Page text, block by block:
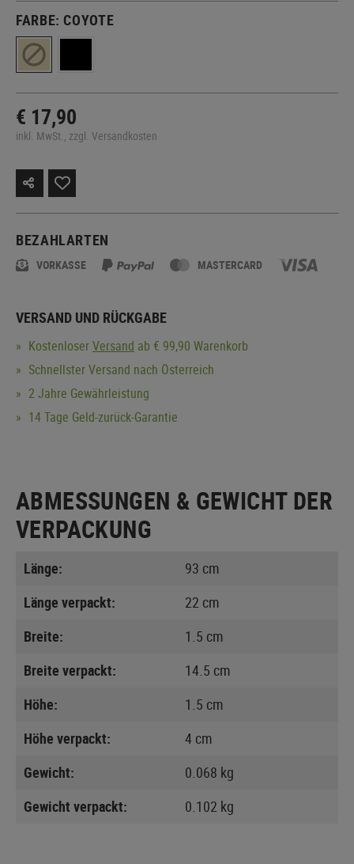
FARBE: COYOTE
€ 17,90
inkl. MwSt., zzgl. Versandkosten
BEZAHLARTEN
VORKASSE MASTERCARD
VERSAND UND RÜCKGABE
KostenloserVersand ab € 99,90 Warenkorb
Schnellster Versand nach Österreich
2 Jahre Gewährleistung
14 Tage Geld-zurück-Garantie
ABMESSUNGEN & GEWICHT DER
VERPACKUNG
Länge:
93 cm
Länge verpackt:
22 cm
Breite:
1.5 cm
Breite verpackt:
14.5 cm
Höhe:
1.5 cm
Höhe verpackt:
4 cm
Gewicht:
0.068 kg
Gewicht verpackt:
0.102 kg